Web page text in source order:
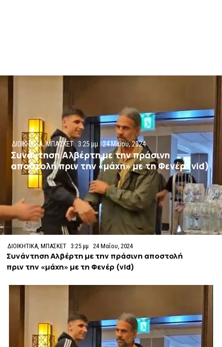
ΔΙΟΙΚΗΤΙΚΑ,ΜΠΑΣΚΕΤ 3:25 μμ 24 Μαΐου, 2024
Συνάντηση Αλβέρτη με την πράσινη
αποστολή πριν την «μάχη» με τη Φενέρ (vid)
ΔΙΟΙΚΗΤΙΚΑ ,ΜΠΑΣΚΕΤ 3:25 μμ 24 Μαΐου, 2024
Συνάντηση Αλβέρτη με την πράσινη αποστολή
πριν την «μάχη» με τη Φενέρ (vid)